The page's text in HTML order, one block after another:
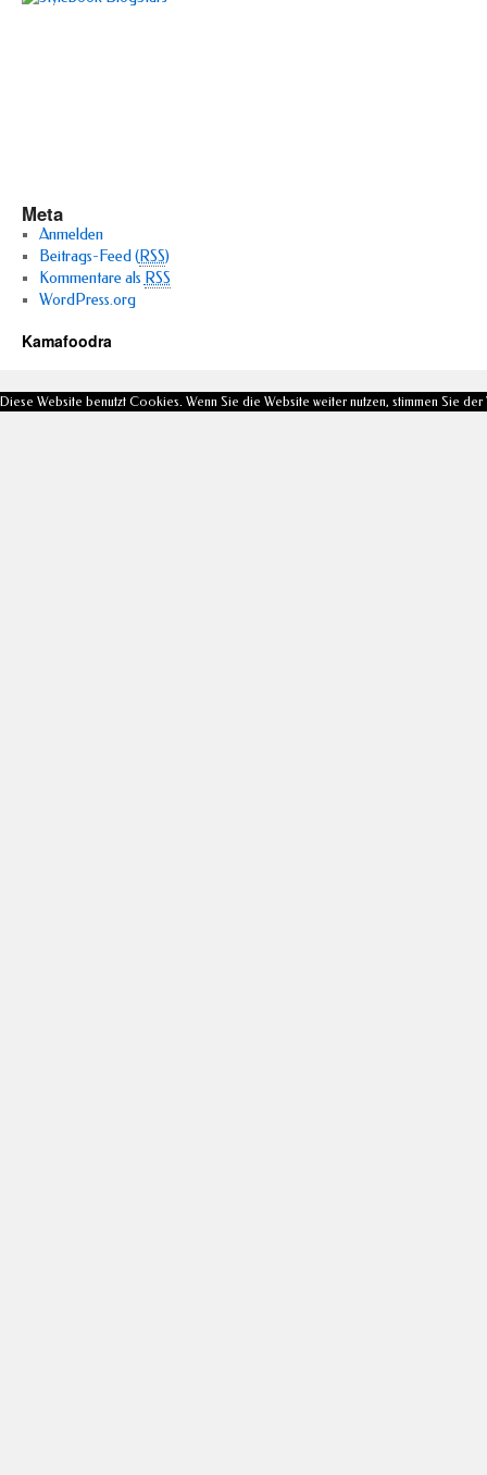
Meta
Anmelden
Beitrags-Feed (RSS)
Kommentare als RSS
WordPress.org
Kamafoodra
Diese Website benutzt Cookies. Wenn Sie die Website weiter nutzen, stimmen Sie